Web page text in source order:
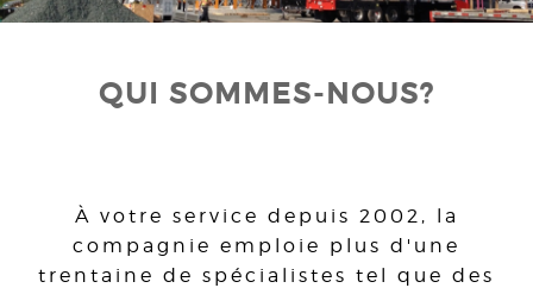
QUI SOMMES-NOUS?
À votre service depuis 2002, la
compagnie emploie plus d'une
trentaine de spécialistes tel que des